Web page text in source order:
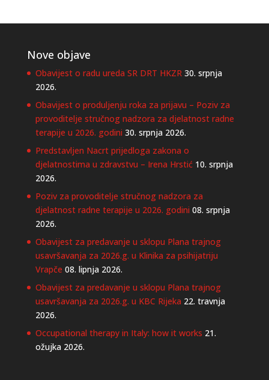
Nove objave
Obavijest o radu ureda SR DRT HKZR 30. srpnja
2026.
Obavijest o produljenju roka za prijavu – Poziv za
provoditelje stručnog nadzora za djelatnost radne
terapije u 2026. godini 30. srpnja 2026.
Predstavljen Nacrt prijedloga zakona o
djelatnostima u zdravstvu – Irena Hrstić 10. srpnja
2026.
Poziv za provoditelje stručnog nadzora za
djelatnost radne terapije u 2026. godini 08. srpnja
2026.
Obavijest za predavanje u sklopu Plana trajnog
usavršavanja za 2026.g. u Klinika za psihijatriju
Vrapče 08. lipnja 2026.
Obavijest za predavanje u sklopu Plana trajnog
usavršavanja za 2026.g. u KBC Rijeka 22. travnja
2026.
Occupational therapy in Italy: how it works 21.
ožujka 2026.